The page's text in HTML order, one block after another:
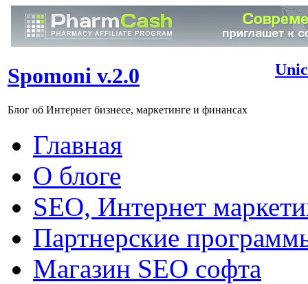
Spomoni v.2.0
Блог об Интернет бизнесе, маркетинге и финансах
Главная
О блоге
SEO, Интернет
Партнерские
Магазин SEO софта